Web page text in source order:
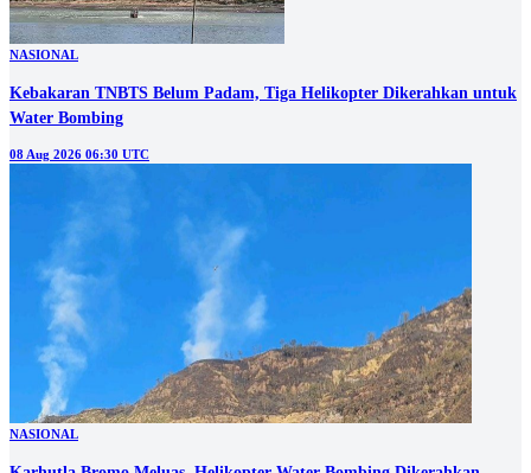
NASIONAL
Kebakaran TNBTS Belum Padam, Tiga Helikopter Dikerahkan untuk
Water Bombing
08 Aug 2026 06:30 UTC
NASIONAL